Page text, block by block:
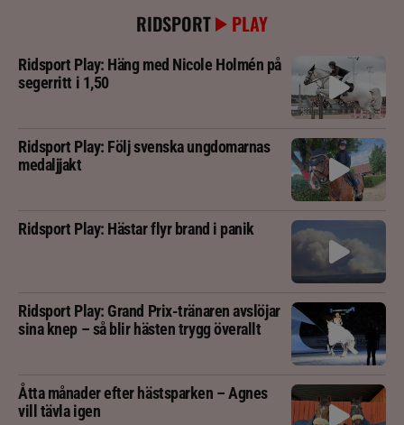
RIDSPORT PLAY
Ridsport Play: Häng med Nicole Holmén på
segerritt i 1,50
Ridsport Play: Följ svenska ungdomarnas
medaljjakt
Ridsport Play: Hästar flyr brand i panik
Ridsport Play: Grand Prix-tränaren avslöjar
sina knep – så blir hästen trygg överallt
Åtta månader efter hästsparken – Agnes
vill tävla igen